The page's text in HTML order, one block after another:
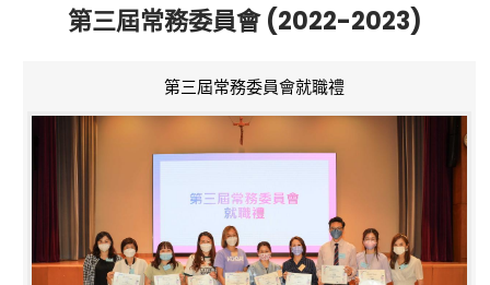
第三屆常務委員會 (2022-2023)
第三屆常務委員會就職禮